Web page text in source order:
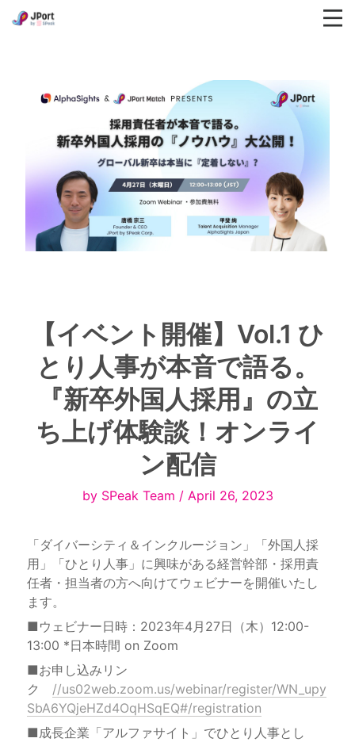
【イベント開催】Vol.1 ひ
とり人事が本音で語る。
『新卒外国人採用』の立
ち上げ体験談！オンライ
ン配信
by SPeak Team / April 26, 2023
「ダイバーシティ＆インクルージョン」「外国人採
用」「ひとり人事」に興味がある経営幹部・採用責
任者・担当者の方へ向けてウェビナーを開催いたし
■ウェビナー日時：2023年4月27日（木）12:00-
13:00 *日本時間 on Zoom
■お申し込みリン
ク //us02web.zoom.us/webinar/register/WN_upy
SbA6YQjeHZd4OqHSqEQ#/registration
■成長企業「アルファサイト」でひとり人事とし